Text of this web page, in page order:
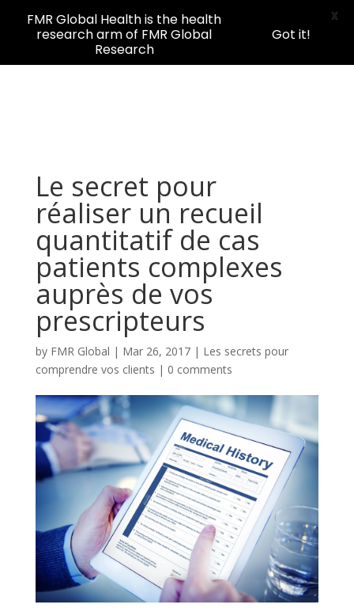
Le secret pour
réaliser un recueil
quantitatif de cas
patients complexes
auprès de vos
prescripteurs
by FMR Global | Mar 26, 2017| Les secrets pour
comprendre vos clients | 0 comments
FMR Global Health is the health
research arm of FMR Global
Research
Got it!
X